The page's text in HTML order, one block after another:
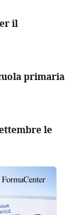
il
primaria
le